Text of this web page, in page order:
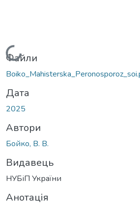
Вантажиться...
Файли
Дата
2025
Автори
Бойко, В. В.
Видавець
НУБіП України
Анотація